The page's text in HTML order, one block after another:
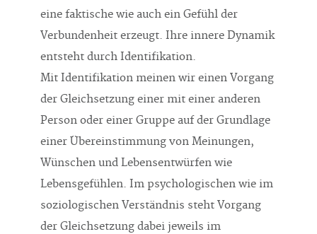
eine faktische wie auch ein Gefühl der
Verbundenheit erzeugt. Ihre innere Dynamik
entsteht durch Identifikation.
Mit Identifikation meinen wir einen Vorgang
der Gleichsetzung einer mit einer anderen
Person oder einer Gruppe auf der Grundlage
einer Übereinstimmung von Meinungen,
Wünschen und Lebensentwürfen wie
Lebensgefühlen. Im psychologischen wie im
soziologischen Verständnis steht Vorgang
der Gleichsetzung dabei jeweils im